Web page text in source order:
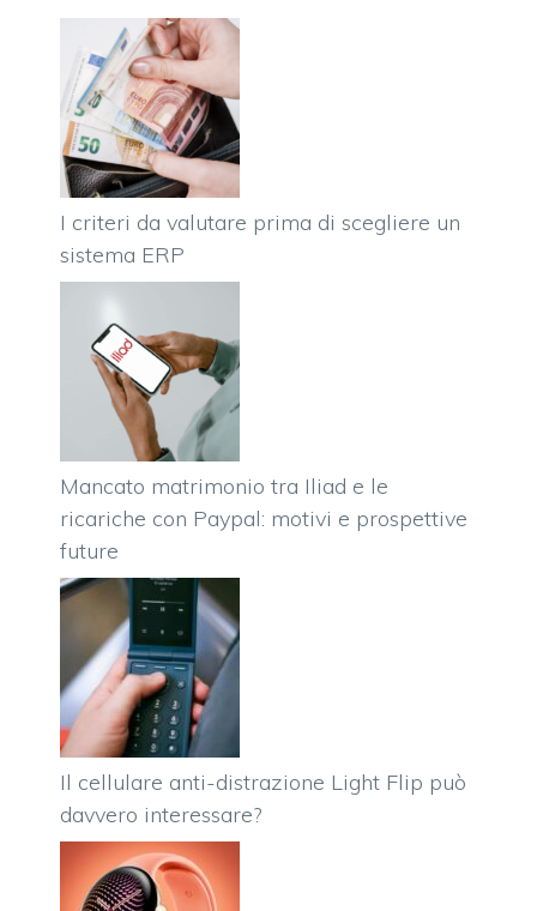
I criteri da valutare prima di scegliere un
sistema ERP
Mancato matrimonio tra Iliad e le
ricariche con Paypal: motivi e prospettive
future
Il cellulare anti-distrazione Light Flip può
davvero interessare?